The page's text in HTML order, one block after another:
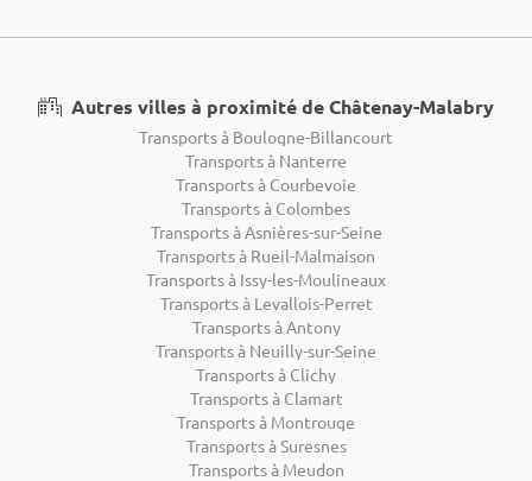
Autres villes à proximité de Châtenay-Malabry
Transports à Boulogne-Billancourt
Transports à Nanterre
Transports à Courbevoie
Transports à Colombes
Transports à Asnières-sur-Seine
Transports à Rueil-Malmaison
Transports à Issy-les-Moulineaux
Transports à Levallois-Perret
Transports à Antony
Transports à Neuilly-sur-Seine
Transports à Clichy
Transports à Clamart
Transports à Montrouge
Transports à Suresnes
Transports à Meudon